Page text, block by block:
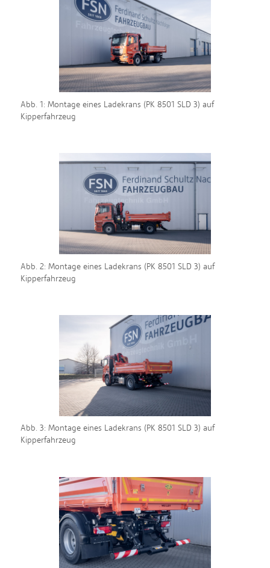
Abb. 1: Montage eines Ladekrans (PK 8501 SLD 3) auf
Kipperfahrzeug
Abb. 2: Montage eines Ladekrans (PK 8501 SLD 3) auf
Kipperfahrzeug
Abb. 3: Montage eines Ladekrans (PK 8501 SLD 3) auf
Kipperfahrzeug